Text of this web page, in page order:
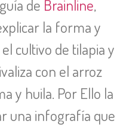
de Brainline,
la forma y
cultivo de tilapia y
con el arroz
y huila. Por Ello la
una infografía que